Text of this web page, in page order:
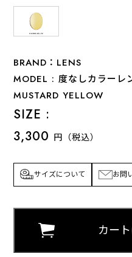
BRAND：LENS
MODEL : 度なしカラーレ
MUSTARD YELLOW
SIZE :
3,300 円（税込）
サイズについて お問